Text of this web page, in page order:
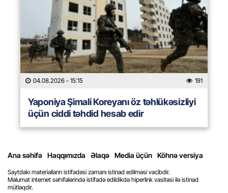
04.08.2026 - 15:15 191
Yaponiya Şimali Koreyanı öz təhlükəsizliyi
üçün ciddi təhdid hesab edir
Ana səhifə Haqqımızda Əlaqə Media üçün Köhnə versiya
Saytdakı materialların istifadəsi zamanı istinad edilməsi vacibdir.
Məlumat internet səhifələrində istifadə edildikdə hiperlink vasitəsi ilə istinad
mütləqdir.